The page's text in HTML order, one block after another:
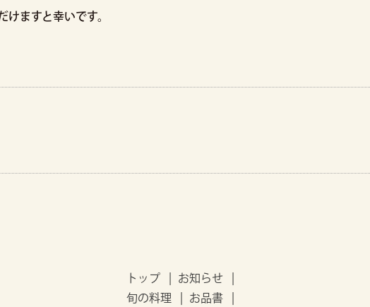
ますと幸いです。
トップ
お知らせ
旬の料理
お品書